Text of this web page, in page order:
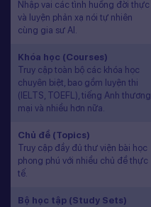
Nhập vai các tình huống đời thực
và luyện phản xạ nói tự nhiên
cùng gia sư AI.
Khóa học (Courses)
Truy cập toàn bộ các khóa học
chuyên biệt, bao gồm luyện thi
(IELTS, TOEFL), tiếng Anh thương
mại và nhiều hơn nữa.
Chủ đề (Topics)
Truy cập đầy đủ thư viện bài học
phong phú với nhiều chủ đề thực
tế.
Bộ học tập (Study Sets)